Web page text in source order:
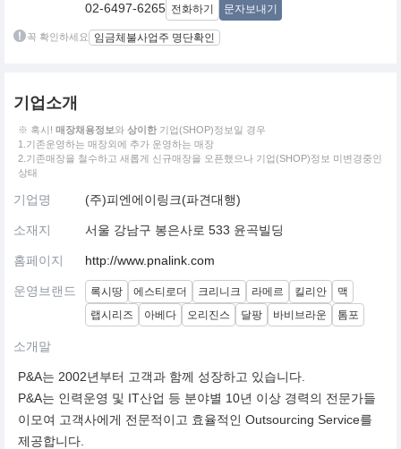
02-6497-6265 전화하기 문자보내기
꼭 확인하세요 임금체불사업주 명단확인
기업소개
※ 혹시! 매장채용정보와 상이한 기업(SHOP)정보일 경우
1.기존운영하는 매장외에 추가 운영하는 매장
2.기존매장을 철수하고 새롭게 신규매장을 오픈했으나 기업(SHOP)정보 미변경중인
상태
기업명 (주)피엔에이링크(파견대행)
소재지 서울 강남구 봉은사로 533 윤곡빌딩
홈페이지 http://www.pnalink.com
운영브랜드 록시땅 에스티로더 크리니크 라메르 킬리안
맥
랩시리즈
아베다 오리진스 달팡 바비브라운 톰포
소개말
P&A는 2002년부터 고객과 함께 성장하고 있습니다.
P&A는 인력운영 및 IT산업 등 분야별 10년 이상 경력의 전문가들
이모여 고객사에게 전문적이고 효율적인 Outsourcing Service를
제공합니다.